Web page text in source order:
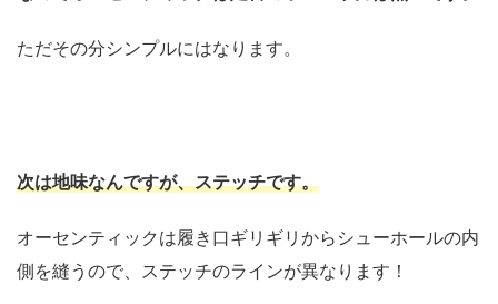
ただその分シンプルにはなります。
次は地味なんですが、ステッチです。
オーセンティックは履き口ギリギリからシューホールの内
側を縫うので、ステッチのラインが異なります！